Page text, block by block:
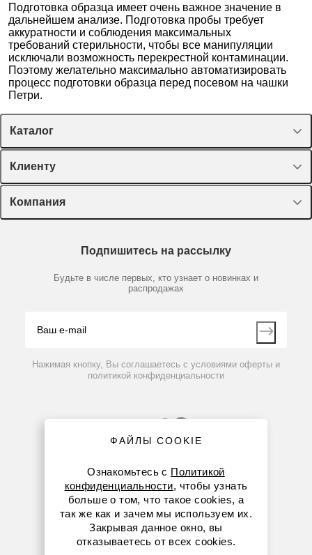
Подготовка образца имеет очень важное значение в
дальнейшем анализе. Подготовка пробы требует
аккуратности и соблюдения максимальных
требований стерильности, чтобы все манипуляции
исключали возможность перекрестной контаминации.
Поэтому желательно максимально автоматизировать
процесс подготовки образца перед посевом на чашки
Петри.
Каталог
Спецпредложения
Оборудование, приборы
Пластик, стекло, принадлежности
Химические реактивы, препараты, наборы
Производители
Клиенту
Лекторий Диаэм
Доставка и оплата
Мобильное приложение
Компания
Партнеры
Контакты
Подпишитесь на рассылку
Будьте в числе первых, кто узнает о новинках и
распродажах
Нажимая кнопку, Вы соглашаетесь с условиями оферты и
политикой конфиденциальности
8 (800) 234-05-08
+7 (923) 158-67-53
ФАЙЛЫ COOKIE
Ознакомьтесь с Политикой
конфиденциальности, чтобы узнать
больше о том, что такое cookies, а
так же как и зачем мы используем их.
Закрывая данное окно, вы
отказываетесь от всех cookies.